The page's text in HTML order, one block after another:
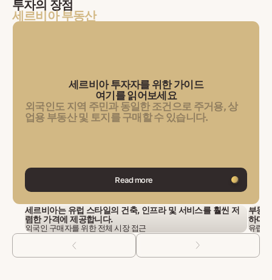
투자의 장점
세르비아 부동산
세르비아 투자자를 위한 가이드
여기를 읽어보세요
외국인도 지역 주민과 동일한 조건으로 주거용, 상
업용 부동산 및 토지를 구매할 수 있습니다.
Read more
세르비아는 유럽 스타일의 건축, 인프라 및 서비스를 훨씬 저
렴한 가격에 제공합니다.
외국인 구매자를 위한 전체 시장 접근
부동
하며,
유럽